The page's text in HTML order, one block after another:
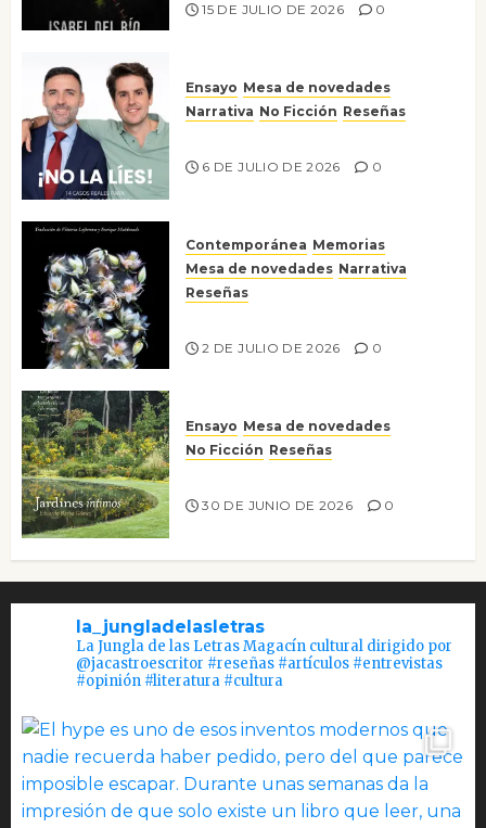
15 DE JULIO DE 2026 0
Ensayo Mesa de novedades
Narrativa No Ficción Reseñas
6 DE JULIO DE 2026 0
Contemporánea Memorias
Mesa de novedades Narrativa
Reseñas
2 DE JULIO DE 2026 0
Ensayo Mesa de novedades
No Ficción Reseñas
30 DE JUNIO DE 2026 0
la_jungladelasletras
La Jungla de las Letras Magacín cultural dirigido por
@jacastroescritor #reseñas #artículos #entrevistas
#opinión #literatura #cultura